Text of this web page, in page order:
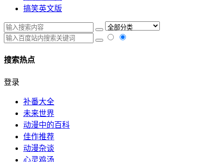
搞笑英文版
搜索热点
登录
补番大全
未来世界
动漫中的百科
佳作推荐
动漫杂谈
心灵鸡汤